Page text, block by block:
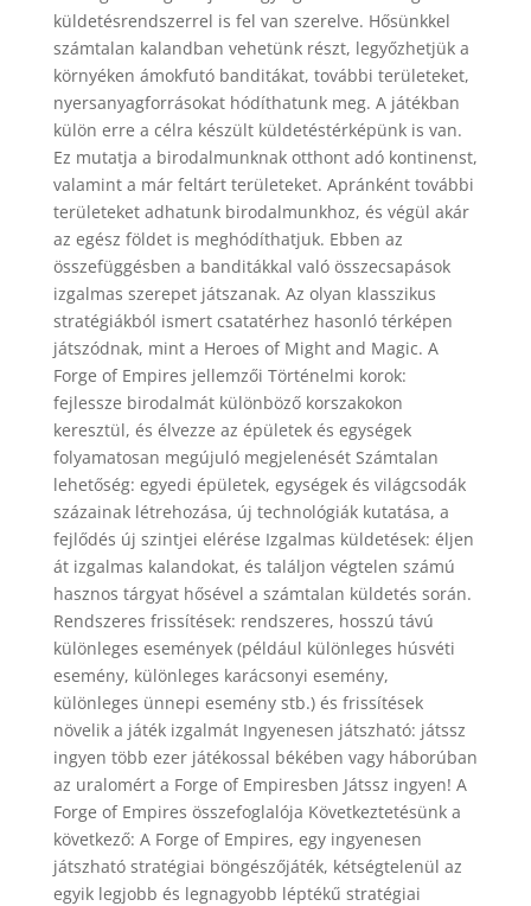
küldetésrendszerrel is fel van szerelve. Hősünkkel
számtalan kalandban vehetünk részt, legyőzhetjük a
környéken ámokfutó banditákat, további területeket,
nyersanyagforrásokat hódíthatunk meg. A játékban
külön erre a célra készült küldetéstérképünk is van.
Ez mutatja a birodalmunknak otthont adó kontinenst,
valamint a már feltárt területeket. Apránként további
területeket adhatunk birodalmunkhoz, és végül akár
az egész földet is meghódíthatjuk. Ebben az
összefüggésben a banditákkal való összecsapások
izgalmas szerepet játszanak. Az olyan klasszikus
stratégiákból ismert csatatérhez hasonló térképen
játszódnak, mint a Heroes of Might and Magic. A
Forge of Empires jellemzői Történelmi korok:
fejlessze birodalmát különböző korszakokon
keresztül, és élvezze az épületek és egységek
folyamatosan megújuló megjelenését Számtalan
lehetőség: egyedi épületek, egységek és világcsodák
százainak létrehozása, új technológiák kutatása, a
fejlődés új szintjei elérése Izgalmas küldetések: éljen
át izgalmas kalandokat, és találjon végtelen számú
hasznos tárgyat hősével a számtalan küldetés során.
Rendszeres frissítések: rendszeres, hosszú távú
különleges események (például különleges húsvéti
esemény, különleges karácsonyi esemény,
különleges ünnepi esemény stb.) és frissítések
növelik a játék izgalmát Ingyenesen játszható: játssz
ingyen több ezer játékossal békében vagy háborúban
az uralomért a Forge of Empiresben Játssz ingyen! A
Forge of Empires összefoglalója Következtetésünk a
következő: A Forge of Empires, egy ingyenesen
játszható stratégiai böngészőjáték, kétségtelenül az
egyik legjobb és legnagyobb léptékű stratégiai